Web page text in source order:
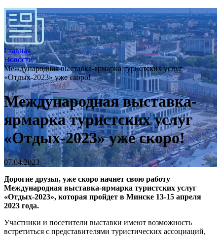
Главная
Новости
Международная выставка-ярмарка туристских услуг
«Отдых-2023» уже скоро!
Международная выставка-
ярмарка туристских услуг
«Отдых-2023» уже скоро!
07.04.2023
Дорогие друзья, уже скоро начнет свою работу
Международная выставка-ярмарка туристских услуг
«Отдых-2023», которая пройдет в Минске 13-15 апреля
2023 года.
Участники и посетители выставки имеют возможность
встретиться с представителями туристических ассоциаций,